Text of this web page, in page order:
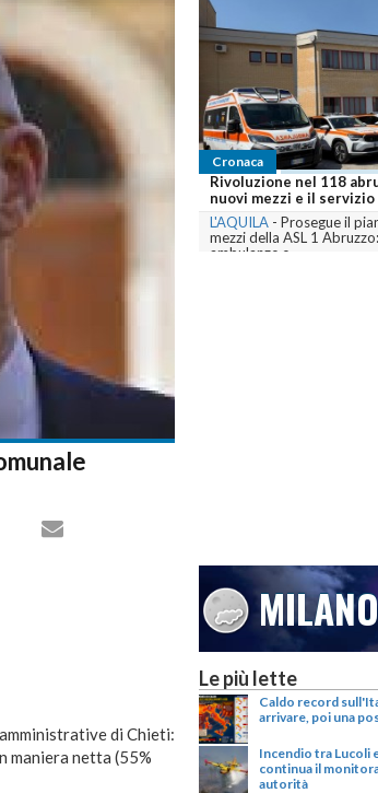
Cronaca
Rivoluzione nel 118
nuovi mezzi e il servizio
L'AQUILA - Prosegue il
mezzi della ASL 1
ambulanze e...
di Chieti:
maniera netta (55%
Le più lette
Caldo record
arrivare, poi una
Incendio tra Lucoli
continua il
autorità